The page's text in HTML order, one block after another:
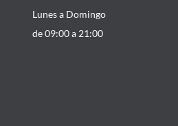
Lunes a Domingo
de 09:00 a 21:00